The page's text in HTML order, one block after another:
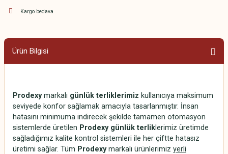
Kargo bedava
Ürün Bilgisi
Prodexymarkalı günlük terliklerimiz kullanıcıya maksimum
seviyede konfor sağlamak amacıyla tasarlanmıştır. İnsan
hatasını minimuma indirecek şekilde tamamen otomasyon
sistemlerde üretilen Prodexy günlük terliklerimiz üretimde
sağladığımız kalite kontrol sistemleri ile her çiftte hatasız
üretimi sağlar. Tüm Prodexymarkalı ürünlerimiz yerli